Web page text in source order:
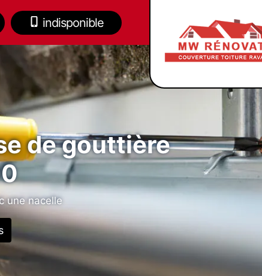
indisponible
de gouttière
une nacelle